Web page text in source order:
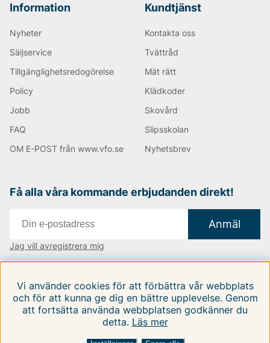
Information
Nyheter
Säljservice
Tillgänglighetsredogörelse
Policy
Jobb
FAQ
OM E-POST från www.vfo.se
Kundtjänst
Kontakta oss
Tvättråd
Mät rätt
Klädkoder
Skovård
Slipsskolan
Nyhetsbrev
Få alla våra kommande erbjudanden direkt!
Anmäl
Jag vill avregistrera mig
Följ oss på våra sociala medier
Vi använder cookies för att förbättra vår webbplats
och för att kunna ge dig en bättre upplevelse. Genom
att fortsätta använda webbplatsen godkänner du
detta. Läs mer